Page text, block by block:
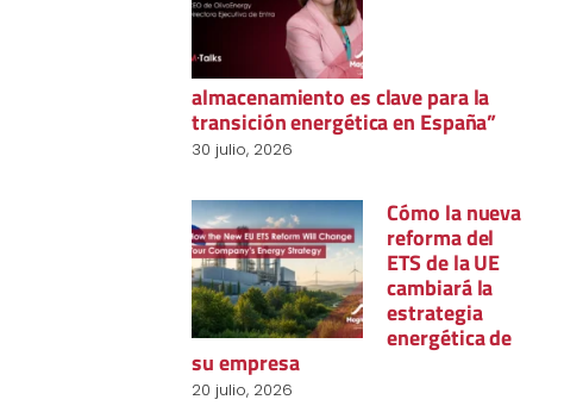
almacenamiento es clave para la
transición energética en España”
30 julio, 2026
Cómo la nueva
reforma del
ETS de la UE
cambiará la
estrategia
energética de
su empresa
20 julio, 2026